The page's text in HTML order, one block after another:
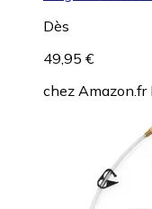
Dès
49,95 €
chez Amazon.fr